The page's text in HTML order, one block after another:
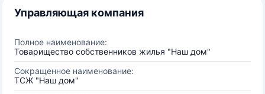
Управляющая компания
Полное наименование:
Товарищество собственников жилья "Наш дом"
Сокращенное наименование:
ТСЖ "Наш дом"